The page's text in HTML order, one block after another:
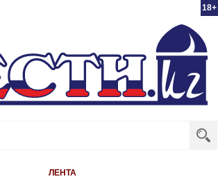
18+
ЛЕНТА